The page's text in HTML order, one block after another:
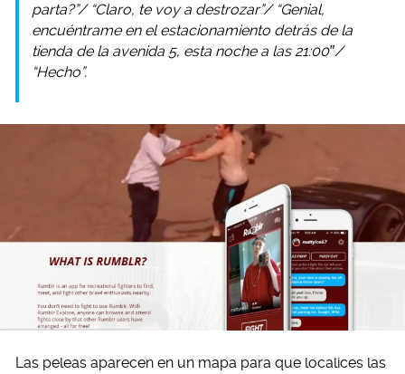
parta?”/ “Claro, te voy a destrozar”/ “Genial,
encuéntrame en el estacionamiento detrás de la
tienda de la avenida 5, esta noche a las 21:00″/
“Hecho”.
Las peleas aparecen en un mapa para que localices las